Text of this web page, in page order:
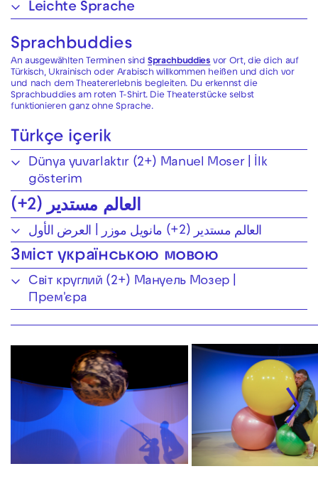
Leichte Sprache
Sprachbuddies
An ausgewählten Terminen sindSprachbuddies vor Ort, die dich auf
Türkisch, Ukrainisch oder Arabisch willkommen heißen und dich vor
und nach dem Theatererlebnis begleiten. Du erkennst die
Sprachbuddies am roten T-Shirt. Die Theaterstücke selbst
funktionieren ganz ohne Sprache.
Türkçe içerik
Dünya yuvarlaktır (2+) Manuel Moser | İlk
gösterim
العالم مستدير (2+)
العالم مستدير (2+) مانويل موزر | العرض الأول
Зміст українською мовою
Світ круглий (2+) Мануель Мозер |
Прем'єра